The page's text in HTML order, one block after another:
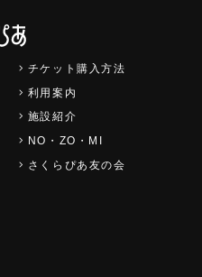
チケット購入方法
利用案内
施設紹介
NO・ZO・MI
さくらぴあ友の会